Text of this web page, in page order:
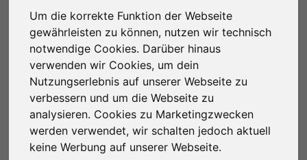
Um die korrekte Funktion der Webseite
gewährleisten zu können, nutzen wir technisch
notwendige Cookies. Darüber hinaus
verwenden wir Cookies, um dein
Nutzungserlebnis auf unserer Webseite zu
verbessern und um die Webseite zu
analysieren. Cookies zu Marketingzwecken
werden verwendet, wir schalten jedoch aktuell
keine Werbung auf unserer Webseite.
Ausgewählte Studien in Mosambik
Decision-making about money, rewards,
and the future
South African residents (age 18+)
FAQ
Kostenlos registrieren
Anmelden
English